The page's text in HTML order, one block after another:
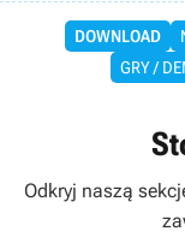
DOWNLOAD
GRY /
Odkryj naszą